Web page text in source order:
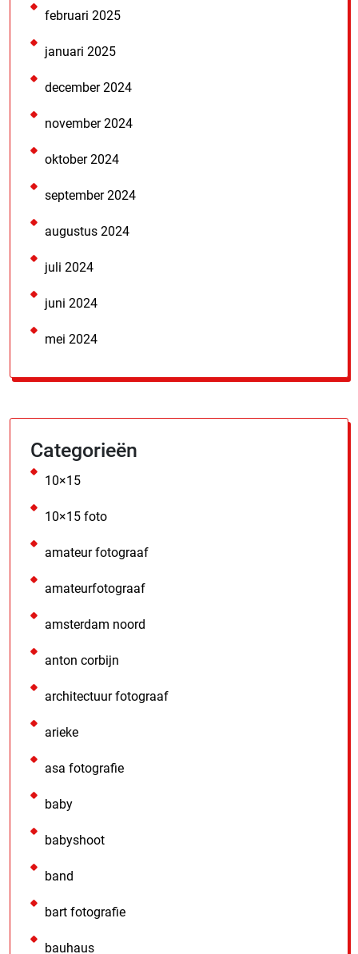
februari 2025
januari 2025
december 2024
november 2024
oktober 2024
september 2024
augustus 2024
juli 2024
juni 2024
mei 2024
Categorieën
10×15
10×15 foto
amateur fotograaf
amateurfotograaf
amsterdam noord
anton corbijn
architectuur fotograaf
arieke
asa fotografie
baby
babyshoot
band
bart fotografie
bauhaus